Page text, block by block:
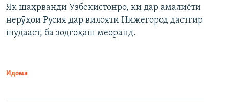
Як шаҳрванди Узбекистонро, ки дар амалиёти
нерӯҳои Русия дар вилояти Нижегород дастгир
шудааст, ба зодгоҳаш меоранд.
Идома